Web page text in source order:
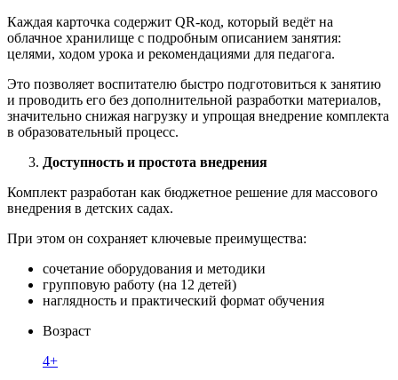
Каждая карточка содержит QR-код, который ведёт на
облачное хранилище с подробным описанием занятия:
целями, ходом урока и рекомендациями для педагога.
Это позволяет воспитателю быстро подготовиться к занятию
и проводить его без дополнительной разработки материалов,
значительно снижая нагрузку и упрощая внедрение комплекта
в образовательный процесс.
Доступность и простота внедрения
Комплект разработан как бюджетное решение для массового
внедрения в детских садах.
При этом он сохраняет ключевые преимущества:
сочетание оборудования и методики
групповую работу (на 12 детей)
наглядность и практический формат обучения
Возраст
4+